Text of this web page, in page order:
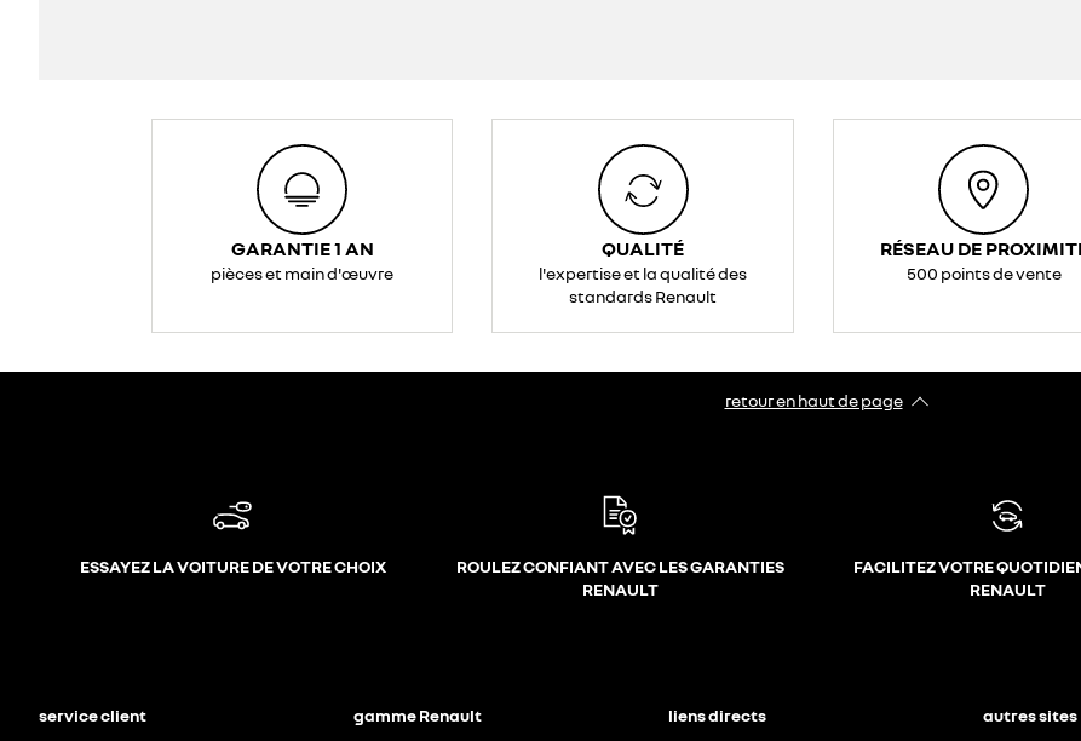
GARANTIE 1 AN
pièces et main d'œuvre
QUALITÉ
l'expertise et la qualité des
standards Renault
RÉSEAU DE
500 points de vente
retour en haut de page​
ESSAYEZ LA VOITURE DE VOTRE CHOIX
ROULEZ CONFIANT AVEC LES GARANTIES
RENAULT
FACILITEZ VOTRE
RENAULT
service client gamme Renault liens directs autres sites